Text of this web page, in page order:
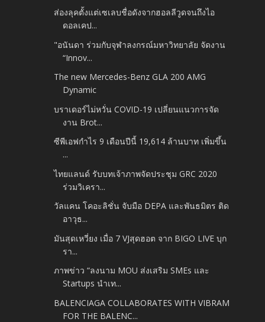
ส่องลุคตั้งแต่เซเลบชื่อดังจากฮอลลีวูดจนถึงไอ
ดอลเคป...
"อนันดา ร่วมกับจุฬาลงกรณ์มหาวิทยาลัย จัดงาน
“Innov...
The new Mercedes-Benz GLA 200 AMG
Dynamic
บราเดอร์ไม่หวั่น COVID-19 เปลี่ยนแนวการจัด
งาน Brot...
ซีพีเอฟกำไร 9 เดือนปีนี้ 19,614 ล้านบาท เพิ่มขึ้น
...
ไทยแลนด์ รับบทเจ้าภาพจัดประชุม GRC 2020
ร่วมวิเครา...
วัลแคน โคอะลิชั่น จับมือ DEPA และพันธมิตร ติด
อาวุธ...
มันสุดเหวี่ยง เมื่อ 7 VJสุดฮอต จาก BIGO LIVE บุก
รา...
ภาพข่าว “ลงนาม MOU ส่งเสริม SMEs และ
Startups นำเท...
BALENCIAGA COLLABORATES WITH VIBRAM
FOR THE BALENC...